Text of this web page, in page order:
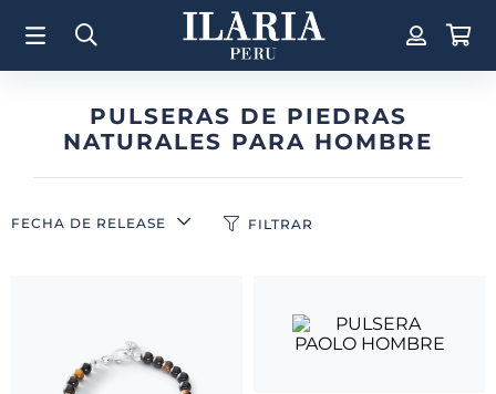
PULSERAS DE PIEDRAS
NATURALES PARA HOMBRE
FECHA DE RELEASE FILTRAR
TÉRMINOS MÁS BUSCADOS
1. Aretes
Pulsera
Collar
4. Anillos
5. Pulsera Mujer
Corazon